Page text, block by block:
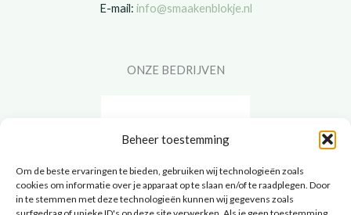
Beheer toestemming
Om de beste ervaringen te bieden, gebruiken wij technologieën zoals
cookies om informatie over je apparaat op te slaan en/of te raadplegen. Door
in te stemmen met deze technologieën kunnen wij gegevens zoals
E-mail: info@smaakenblokje.nl
ONZE BEDRIJVEN